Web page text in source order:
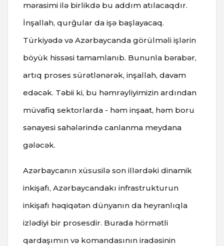
mərasimi ilə birlikdə bu addım atılacaqdır.
İnşallah, qurğular da işə başlayacaq.
Türkiyədə və Azərbaycanda görülməli işlərin
böyük hissəsi tamamlanıb. Bununla bərabər,
artıq proses sürətlənərək, inşallah, davam
edəcək. Təbii ki, bu həmrəyliyimizin ardından
müvafiq sektorlarda - həm inşaat, həm boru
sənayesi sahələrində canlanma meydana
gələcək.
Azərbaycanın xüsusilə son illərdəki dinamik
inkişafı, Azərbaycandakı infrastrukturun
inkişafı həqiqətən dünyanın da heyranlıqla
izlədiyi bir prosesdir. Burada hörmətli
qardaşımın və komandasının iradəsinin